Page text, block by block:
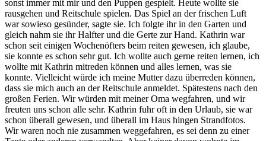
sonst immer mit mir und den Puppen gespielt. Heute wollte sie
rausgehen und Reitschule spielen. Das Spiel an der frischen Luft
war sowieso gesünder, sagte sie. Ich folgte ihr in den Garten und
gleich nahm sie ihr Halfter und die Gerte zur Hand. Kathrin war
schon seit einigen Wochenöfters beim reiten gewesen, ich glaube,
sie konnte es schon sehr gut. Ich wollte auch gerne reiten lernen, ich
wollte mit Kathrin mitreden können und alles lernen, was sie
konnte. Vielleicht würde ich meine Mutter dazu überreden können,
dass sie mich auch an der Reitschule anmeldet. Spätestens nach den
großen Ferien. Wir würden mit meiner Oma wegfahren, und wir
freuten uns schon alle sehr. Kathrin fuhr oft in den Urlaub, sie war
schon überall gewesen, und überall im Haus hingen Strandfotos.
Wir waren noch nie zusammen weggefahren, es sei denn zu einer